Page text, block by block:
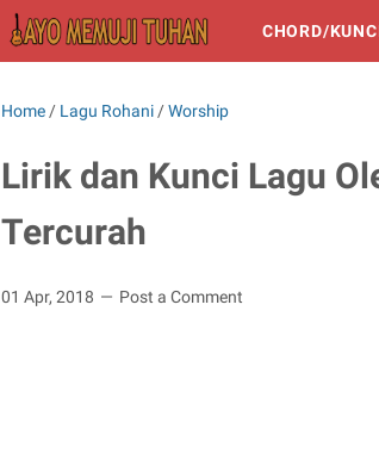
CHORD/
Home / Lagu Rohani /Worship
Lirik dan Kunci Lagu
Tercurah
01 Apr, 2018 Post a Comment